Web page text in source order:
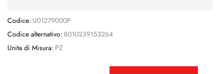
Codice: U01279000P
Codice alternativo: 8010239153264
Unita di Misura: PZ